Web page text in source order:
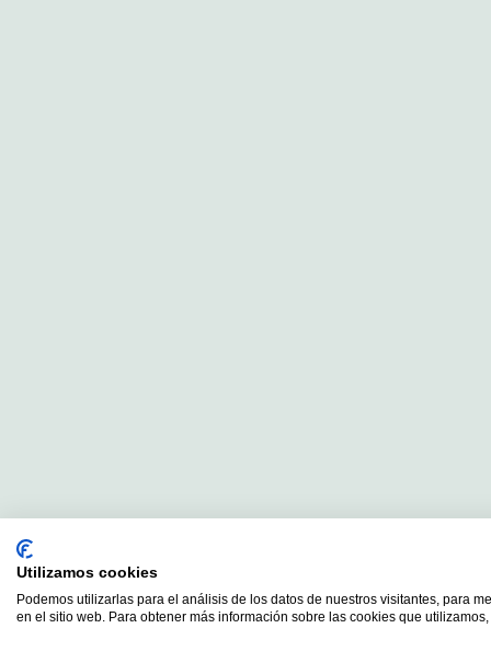
Utilizamos cookies
Podemos utilizarlas para el análisis de los datos de nuestros visitantes, para
en el sitio web. Para obtener más información sobre las cookies que